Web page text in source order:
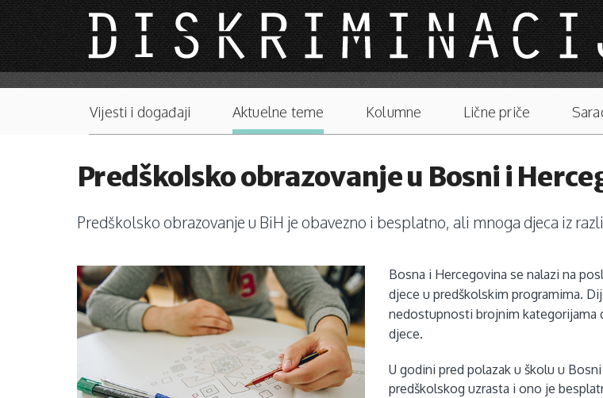
Skip to main content
Main menu
Vijesti i događaji Aktuelne teme Kolumne Lične priče
Predškolsko obrazovanje u Bosni i
Predškolsko obrazovanje u BiH je obavezno i besplatno, ali mnoga djeca iz
Bosna i Hercegovina se nalazi na
djece u predškolskim programima.
nedostupnosti brojnim kategorijama
djece.
U godini pred polazak u školu u
predškolskog uzrasta i ono je